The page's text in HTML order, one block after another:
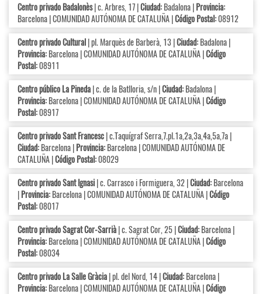
Centro privado Badalonès| c. Arbres, 17 |Ciudad:Badalona |Provincia:
Barcelona | COMUNIDAD AUTÓNOMA DE CATALUÑA |Código Postal:08912
Centro privado Cultural| pl. Marquès de Barberà, 13 |Ciudad:Badalona |
Provincia:Barcelona | COMUNIDAD AUTÓNOMA DE CATALUÑA |Código
Postal:08911
Centro público La Pineda| c. de la Batlloria, s/n |Ciudad:Badalona |
Provincia:Barcelona | COMUNIDAD AUTÓNOMA DE CATALUÑA |Código
Postal:08917
Centro privado Sant Francesc| c.Taquígraf Serra,7.pl.1a,2a,3a,4a,5a,7a |
Ciudad:Barcelona |Provincia:Barcelona | COMUNIDAD AUTÓNOMA DE
CATALUÑA |Código Postal:08029
Centro privado Sant Ignasi| c. Carrasco i Formiguera, 32 |Ciudad:Barcelona
|Provincia:Barcelona | COMUNIDAD AUTÓNOMA DE CATALUÑA |Código
Postal:08017
Centro privado Sagrat Cor-Sarrià| c. Sagrat Cor, 25 |Ciudad:Barcelona |
Provincia:Barcelona | COMUNIDAD AUTÓNOMA DE CATALUÑA |Código
Postal:08034
Centro privado La Salle Gràcia| pl. del Nord, 14 |Ciudad:Barcelona |
Provincia:Barcelona | COMUNIDAD AUTÓNOMA DE CATALUÑA |Código